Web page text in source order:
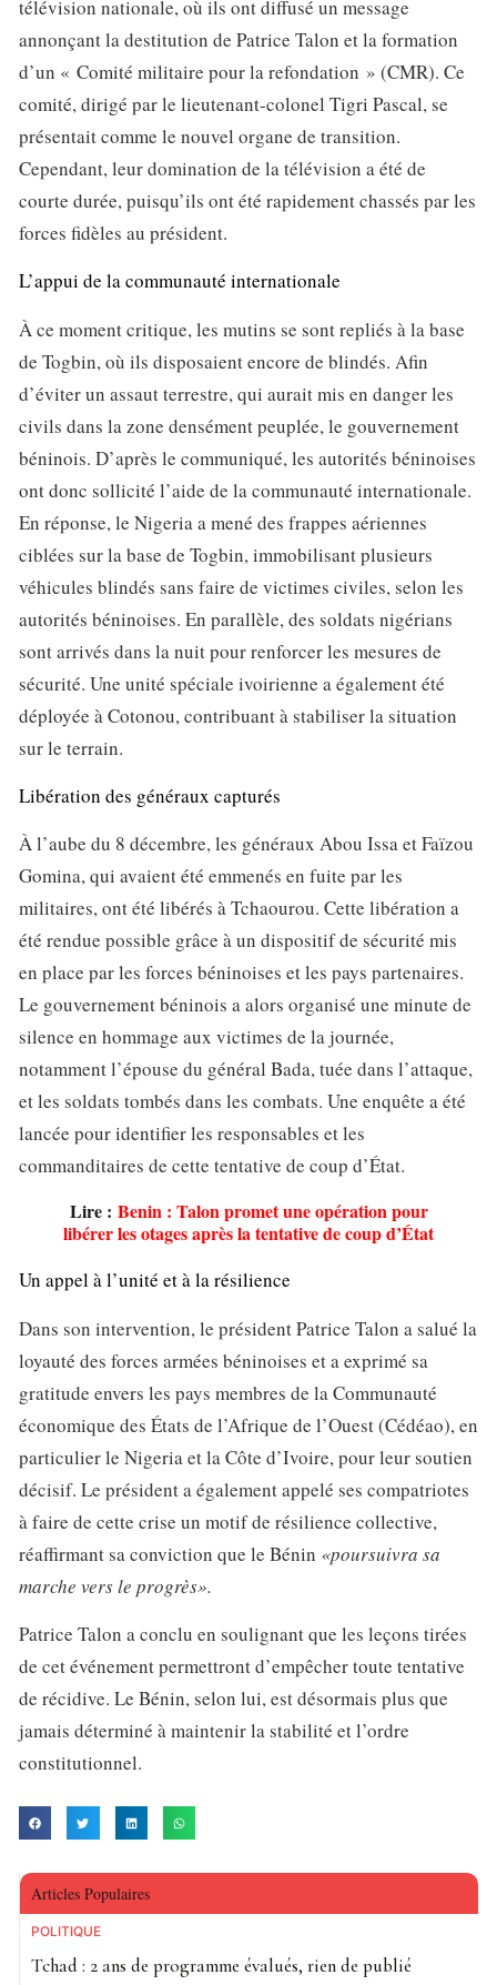
télévision nationale, où ils ont diffusé un message
annonçant la destitution de Patrice Talon et la formation
d’un « Comité militaire pour la refondation » (CMR). Ce
comité, dirigé par le lieutenant-colonel Tigri Pascal, se
présentait comme le nouvel organe de transition.
Cependant, leur domination de la télévision a été de
courte durée, puisqu’ils ont été rapidement chassés par les
forces fidèles au président.
L’appui de la communauté internationale
À ce moment critique, les mutins se sont repliés à la base
de Togbin, où ils disposaient encore de blindés. Afin
d’éviter un assaut terrestre, qui aurait mis en danger les
civils dans la zone densément peuplée, le gouvernement
béninois. D’après le communiqué, les autorités béninoises
ont donc sollicité l’aide de la communauté internationale.
En réponse, le Nigeria a mené des frappes aériennes
ciblées sur la base de Togbin, immobilisant plusieurs
véhicules blindés sans faire de victimes civiles, selon les
autorités béninoises. En parallèle, des soldats nigérians
sont arrivés dans la nuit pour renforcer les mesures de
sécurité. Une unité spéciale ivoirienne a également été
déployée à Cotonou, contribuant à stabiliser la situation
sur le terrain.
Libération des généraux capturés
À l’aube du 8 décembre, les généraux Abou Issa et Faïzou
Gomina, qui avaient été emmenés en fuite par les
militaires, ont été libérés à Tchaourou. Cette libération a
été rendue possible grâce à un dispositif de sécurité mis
en place par les forces béninoises et les pays partenaires.
Le gouvernement béninois a alors organisé une minute de
silence en hommage aux victimes de la journée,
notamment l’épouse du général Bada, tuée dans l’attaque,
et les soldats tombés dans les combats. Une enquête a été
lancée pour identifier les responsables et les
commanditaires de cette tentative de coup d’État.
Lire : Benin : Talon promet une opération pour
libérer les otages après la tentative de coup d’État
Un appel à l’unité et à la résilience
Dans son intervention, le président Patrice Talon a salué la
loyauté des forces armées béninoises et a exprimé sa
gratitude envers les pays membres de la Communauté
économique des États de l’Afrique de l’Ouest (Cédéao), en
particulier le Nigeria et la Côte d’Ivoire, pour leur soutien
décisif. Le président a également appelé ses compatriotes
à faire de cette crise un motif de résilience collective,
réaffirmant sa conviction que le Bénin «poursuivra sa
marche vers le progrès».
Patrice Talon a conclu en soulignant que les leçons tirées
de cet événement permettront d’empêcher toute tentative
de récidive. Le Bénin, selon lui, est désormais plus que
jamais déterminé à maintenir la stabilité et l’ordre
constitutionnel.
Articles Populaires
POLITIQUE
Tchad : 2 ans de programme évalués, rien de publié